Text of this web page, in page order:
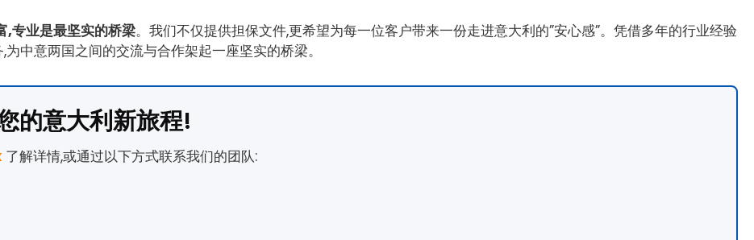
,专业是最坚实的桥梁。我们不仅提供担保文件,更希望为每一位客户带来一份走进意大利的”安心感”。凭借多年的行业经验
中意两国之间的交流与合作架起一座坚实的桥梁。
的意大利新旅程!
了解详情,或通过以下方式联系我们的团队: